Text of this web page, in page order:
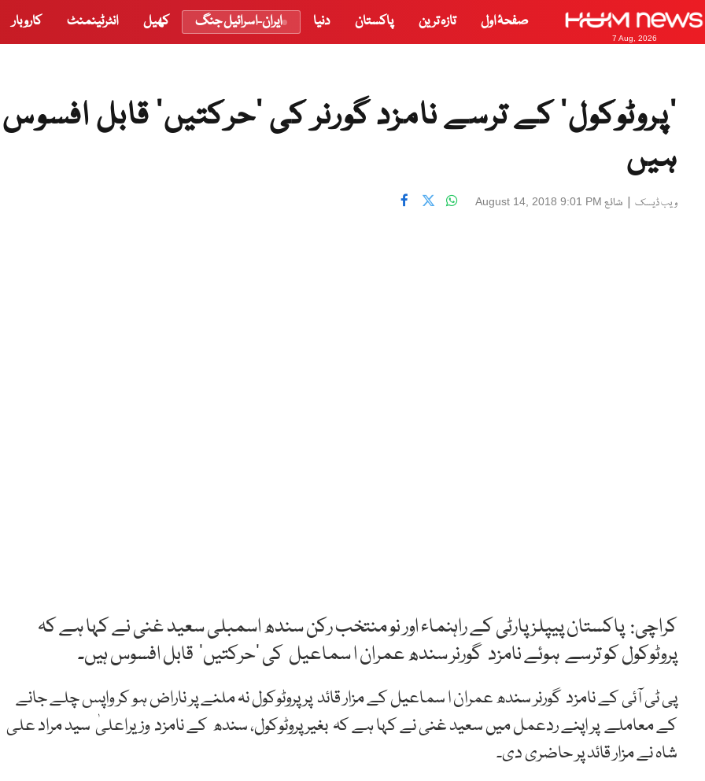
7 Aug, 2026
صفحۂ اول تازہ ترین پاکستان دنیا ایران-اسرائیل جنگ کھیل انٹرٹینمنٹ کاروبار
’پروٹوکول‘ کے ترسے نامزد گورنر کی ‘حرکتیں’ قابل افسوس
ہیں
ویب ڈیسک | شائع August 14, 2018 9:01 PM
کراچی: پاکستان پیپلز پارٹی کے راہنماء اور نو منتخب رکن سندھ اسمبلی سعید غنی نے کہا ہے کہ
پروٹوکول کو ترسے ہوئے نامزد گورنر سندھ عمران ا سماعیل کی ‘حرکتیں’ قابل افسوس ہیں۔
پی ٹی آئی کے نامزد گورنر سندھ عمران ا سماعیل کے مزار قائد پر پروٹوکول نہ ملنے پر ناراض ہو کر واپس چلے جانے
کے معاملے پر اپنے ردعمل میں سعید غنی نے کہا ہے کہ بغیر پروٹوکول، سندھ کے نامزد وزیراعلیٰ سید مراد علی
شاہ نے مزار قائد پر حاضری دی۔